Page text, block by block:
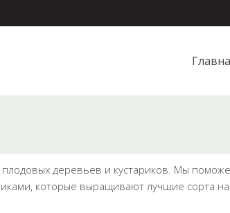
деревьев и кустариков. Мы
которые выращивают лучшие сорта